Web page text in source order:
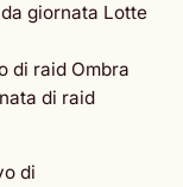
giornata Lotte
di raid Ombra
di raid
di